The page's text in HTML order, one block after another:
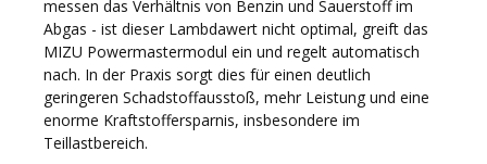
messen das Verhältnis von Benzin und Sauerstoff im
Abgas - ist dieser Lambdawert nicht optimal, greift das
MIZU Powermastermodul ein und regelt automatisch
nach. In der Praxis sorgt dies für einen deutlich
geringeren Schadstoffausstoß, mehr Leistung und eine
enorme Kraftstoffersparnis, insbesondere im
Teillastbereich.